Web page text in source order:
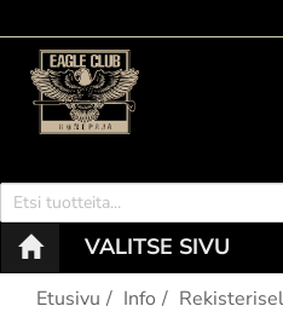
VALITSE SIVU
Etusivu Info